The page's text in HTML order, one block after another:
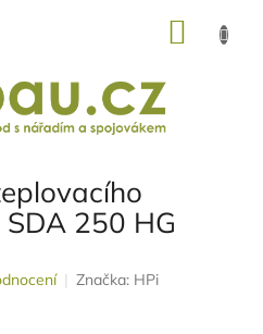
SDA 250 HG
Značka: HPi